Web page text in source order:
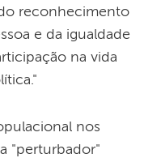
reconhecimento
e da igualdade
na vida
nos
"perturbador"